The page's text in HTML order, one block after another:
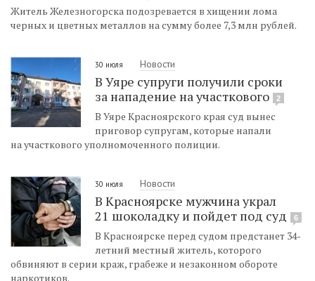
Житель Железногорска подозревается в хищении лома
черных и цветных металлов на сумму более 7,3 млн рублей.
30 июля Новости
В Уяре супруги получили сроки
за нападение на участкового
2
В Уяре Красноярского края суд вынес
приговор супругам, которые напали
на участкового уполномоченного полиции.
30 июля Новости
В Красноярске мужчина украл
21 шоколадку и пойдет под суд
6
В Красноярске перед судом предстанет 34-
летний местный житель, которого
обвиняют в серии краж, грабеже и незаконном обороте
наркотиков.